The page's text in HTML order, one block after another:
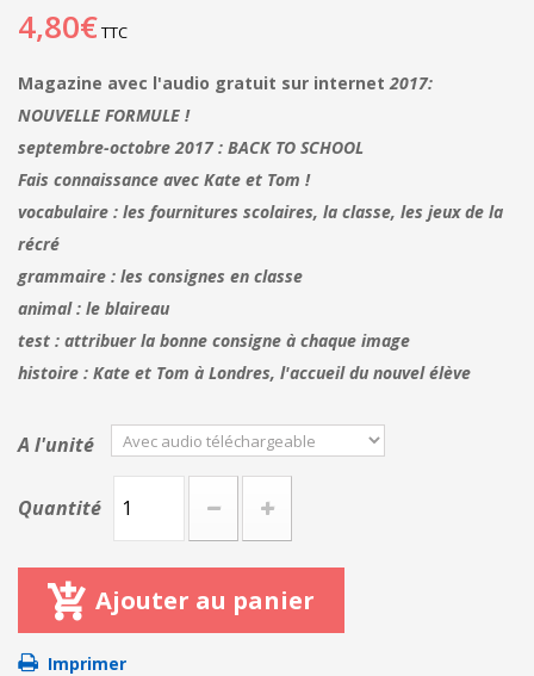
4,80€TTC
Magazine avec l'audio gratuit sur internet 2017:
NOUVELLE FORMULE !
septembre-octobre 2017 : BACK TO SCHOOL
Fais connaissance avec Kate et Tom !
vocabulaire : les fournitures scolaires, la classe, les jeux de la
récré
grammaire : les consignes en classe
animal : le blaireau
test : attribuer la bonne consigne à chaque image
histoire : Kate et Tom à Londres, l'accueil du nouvel élève
A l'unité
Quantité
Ajouter au panier
Imprimer